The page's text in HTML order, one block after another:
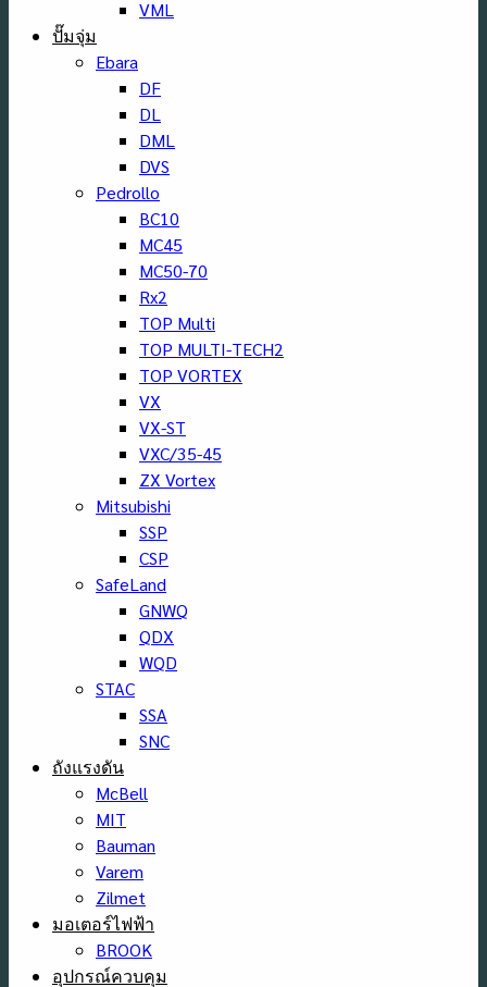
VML
ปั๊มจุ่ม
Ebara
DF
DL
DML
DVS
Pedrollo
BC10
MC45
MC50-70
Rx2
TOP Multi
TOP MULTI-TECH2
TOP VORTEX
VX
VX-ST
VXC/35-45
ZX Vortex
Mitsubishi
SSP
CSP
SafeLand
GNWQ
QDX
WQD
STAC
SSA
SNC
ถังแรงดัน
McBell
MIT
Bauman
Varem
Zilmet
มอเตอร์ไฟฟ้า
BROOK
อุปกรณ์ควบคุม